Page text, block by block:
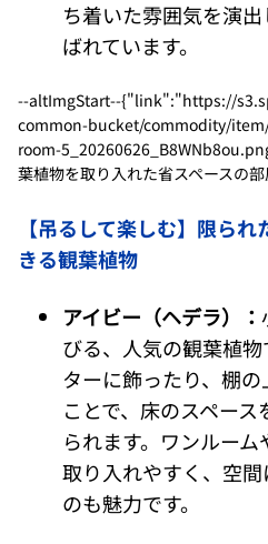
ち着いた雰囲気を演
ばれています。
--altImgStart--{"link":"https://
common-bucket/commodity/
room-
葉植物を取り入れた省スペースの
【吊るして楽しむ】限ら
きる観葉植物
アイビー（ヘデラ）：
びる、人気の観葉植
ターに飾ったり、棚
ことで、床のスペー
られます。ワンルー
取り入れやすく、空
のも魅力です。